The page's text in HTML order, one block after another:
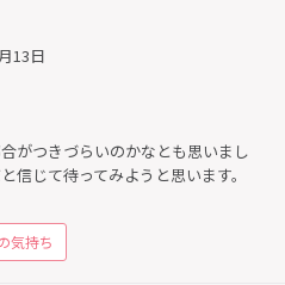
13日
がつきづらいのかなとも思いまし
信じて待ってみようと思います。
気持ち